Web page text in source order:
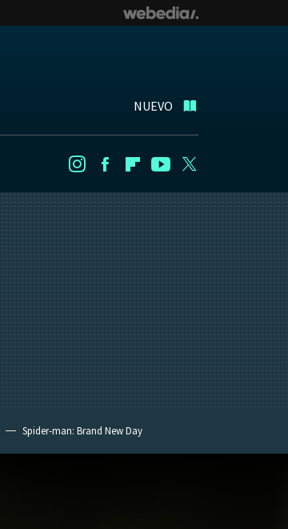
NUEVO
InstagramFacebookFlipboard
Youtube
Spider-man: Brand New Day